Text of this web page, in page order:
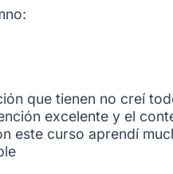
que tienen no creí
excelente y el
este curso aprendí